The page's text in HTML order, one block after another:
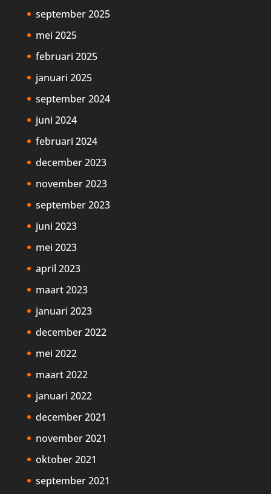
september 2025
mei 2025
februari 2025
januari 2025
september 2024
juni 2024
februari 2024
december 2023
november 2023
september 2023
juni 2023
mei 2023
april 2023
maart 2023
januari 2023
december 2022
mei 2022
maart 2022
januari 2022
december 2021
november 2021
oktober 2021
september 2021